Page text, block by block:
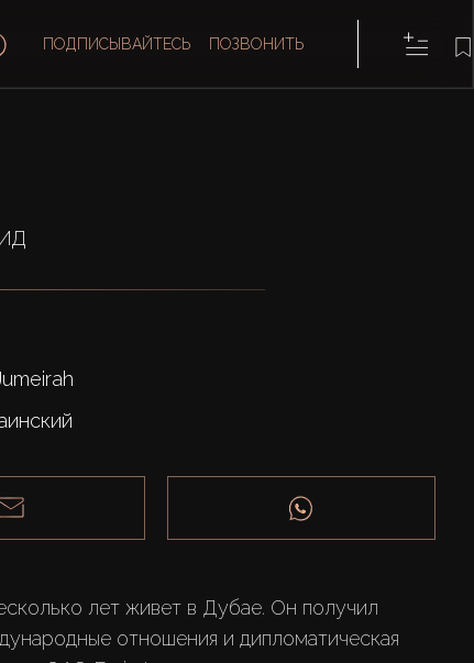
ПОДПИСЫВАЙТЕСЬ ПОЗВОНИТЬ
лет живет в Дубае. Он получил
отношения и дипломатическая